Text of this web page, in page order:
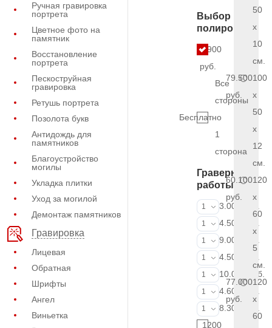
Ручная гравировка
портрета
Цветное фото на
памятник
Восстановление
портрета
Пескоструйная
гравировка
Ретушь портрета
Позолота букв
Антидождь для
памятников
Благоустройство
могилы
Укладка плитки
Уход за могилой
Демонтаж памятников
Гравировка
Лицевая
Обратная
Шрифты
Ангел
Виньетка
Выбор
полировки
4.900
руб.
Все
стороны
Бесплатно
1
сторона
Граверные
работы
ФИО и даты
1
3.000 руб.
ФИО и даты
1
4.500 руб.
ФИО и даты
1
9.000 руб.
Портрет
1
4.500 руб.
Портрет
1
10.000 руб.
Фотокерамика
1
4.600 руб.
Фото на
1
8.300 руб.
1200
50
x
10
см.
79.500
руб.
100
x
50
x
12
см.
60.100
руб.
120
x
60
x
5
см.
77.000
руб.
120
x
60